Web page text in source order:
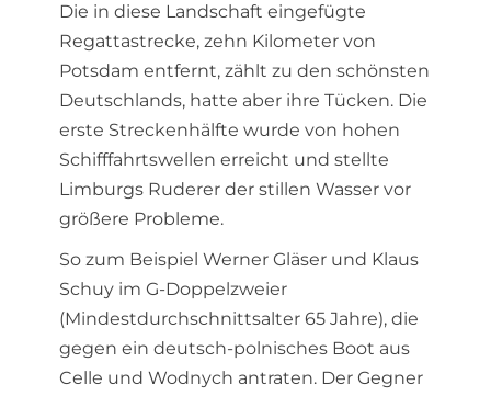
Die in diese Landschaft eingefügte
Regattastrecke, zehn Kilometer von
Potsdam entfernt, zählt zu den schönsten
Deutschlands, hatte aber ihre Tücken. Die
erste Streckenhälfte wurde von hohen
Schifffahrtswellen erreicht und stellte
Limburgs Ruderer der stillen Wasser vor
größere Probleme.
So zum Beispiel Werner Gläser und Klaus
Schuy im G-Doppelzweier
(Mindestdurchschnittsalter 65 Jahre), die
gegen ein deutsch-polnisches Boot aus
Celle und Wodnych antraten. Der Gegner